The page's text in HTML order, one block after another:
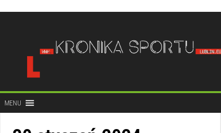
treści
MENU